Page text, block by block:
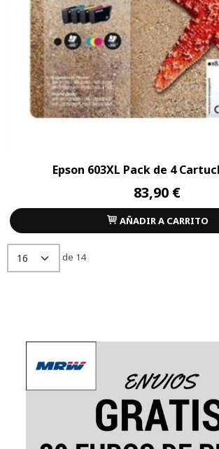
Epson 603XL Pack de 4
83,90 €
AÑADIR A CARRITO
de 14